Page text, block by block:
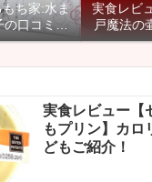
ち家:水ま
の口コミ・
などご紹
実食レビ
戸魔法の
ーツのカ
実食レビュー【
もプリン】カロ
どもご紹介！